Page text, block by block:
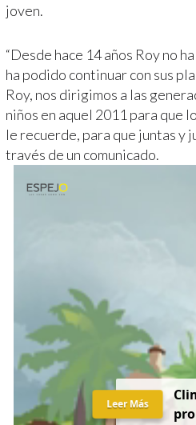
joven.
“Desde hace 14 años Roy no
ha podido continuar con sus
Roy, nos dirigimos a las
niños en aquel 2011 para que
le recuerde, para que juntas y
través de un comunicado.
Leer Más